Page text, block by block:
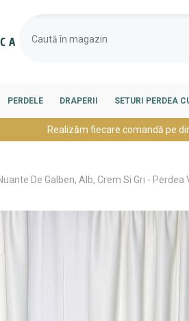
PERDELE DRAPERII SETURI PERDEA
Realizăm fiecare comandă pe
De Galben, Alb, Crem Si Gri -